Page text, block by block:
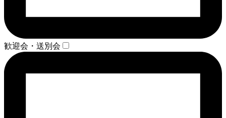
歓迎会・送別会